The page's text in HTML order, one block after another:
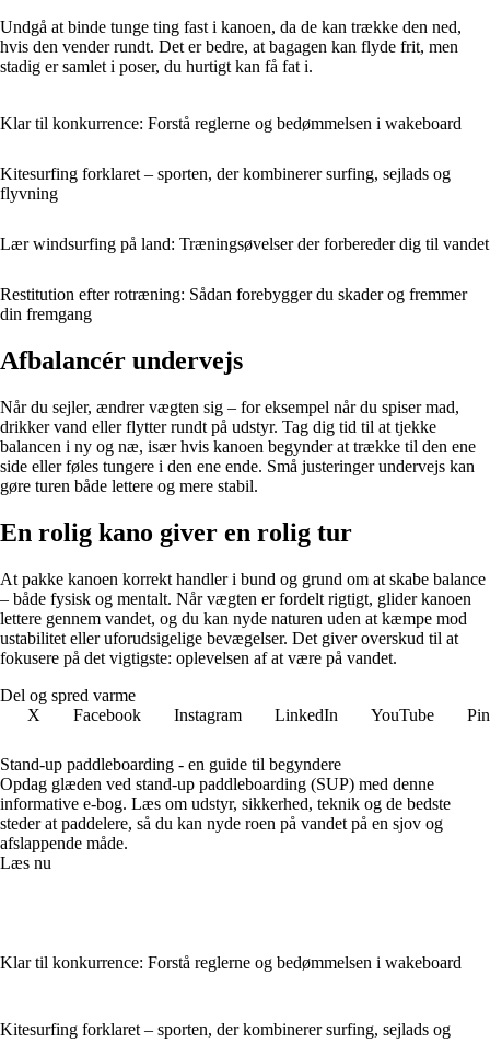
Undgå at binde tunge ting fast i kanoen, da de kan trække den ned,
hvis den vender rundt. Det er bedre, at bagagen kan flyde frit, men
stadig er samlet i poser, du hurtigt kan få fat i.
Klar til konkurrence: Forstå reglerne og bedømmelsen i wakeboard
Kitesurfing forklaret – sporten, der kombinerer surfing, sejlads og
flyvning
Lær windsurfing på land: Træningsøvelser der forbereder dig til vandet
Restitution efter rotræning: Sådan forebygger du skader og fremmer
din fremgang
Afbalancér undervejs
Når du sejler, ændrer vægten sig – for eksempel når du spiser mad,
drikker vand eller flytter rundt på udstyr. Tag dig tid til at tjekke
balancen i ny og næ, især hvis kanoen begynder at trække til den ene
side eller føles tungere i den ene ende. Små justeringer undervejs kan
gøre turen både lettere og mere stabil.
En rolig kano giver en rolig tur
At pakke kanoen korrekt handler i bund og grund om at skabe balance
– både fysisk og mentalt. Når vægten er fordelt rigtigt, glider kanoen
lettere gennem vandet, og du kan nyde naturen uden at kæmpe mod
ustabilitet eller uforudsigelige bevægelser. Det giver overskud til at
fokusere på det vigtigste: oplevelsen af at være på vandet.
Del og spred varme
X
Facebook Instagram LinkedIn YouTube
Stand-up paddleboarding - en guide til begyndere
Opdag glæden ved stand-up paddleboarding (SUP) med denne
informative e-bog. Læs om udstyr, sikkerhed, teknik og de bedste
steder at paddelere, så du kan nyde roen på vandet på en sjov og
afslappende måde.
Læs nu
Klar til konkurrence: Forstå reglerne og bedømmelsen i wakeboard
Kitesurfing forklaret – sporten, der kombinerer surfing, sejlads og